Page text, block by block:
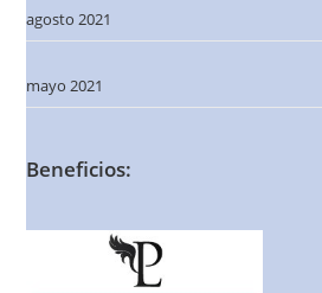
agosto 2021
mayo 2021
Beneficios: